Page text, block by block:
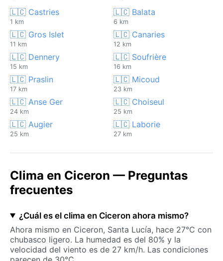
🇱🇨 Castries
1 km
🇱🇨 Balata
6 km
🇱🇨 Gros Islet
11 km
🇱🇨 Canaries
12 km
🇱🇨 Dennery
15 km
🇱🇨 Soufrière
16 km
🇱🇨 Praslin
17 km
🇱🇨 Micoud
23 km
🇱🇨 Anse Ger
24 km
🇱🇨 Choiseul
25 km
🇱🇨 Augier
25 km
🇱🇨 Laborie
27 km
Clima en Ciceron — Preguntas
frecuentes
¿Cuál es el clima en Ciceron ahora mismo?
Ahora mismo en Ciceron, Santa Lucía, hace 27°C con
chubasco ligero. La humedad es del 80% y la
velocidad del viento es de 27 km/h. Las condiciones